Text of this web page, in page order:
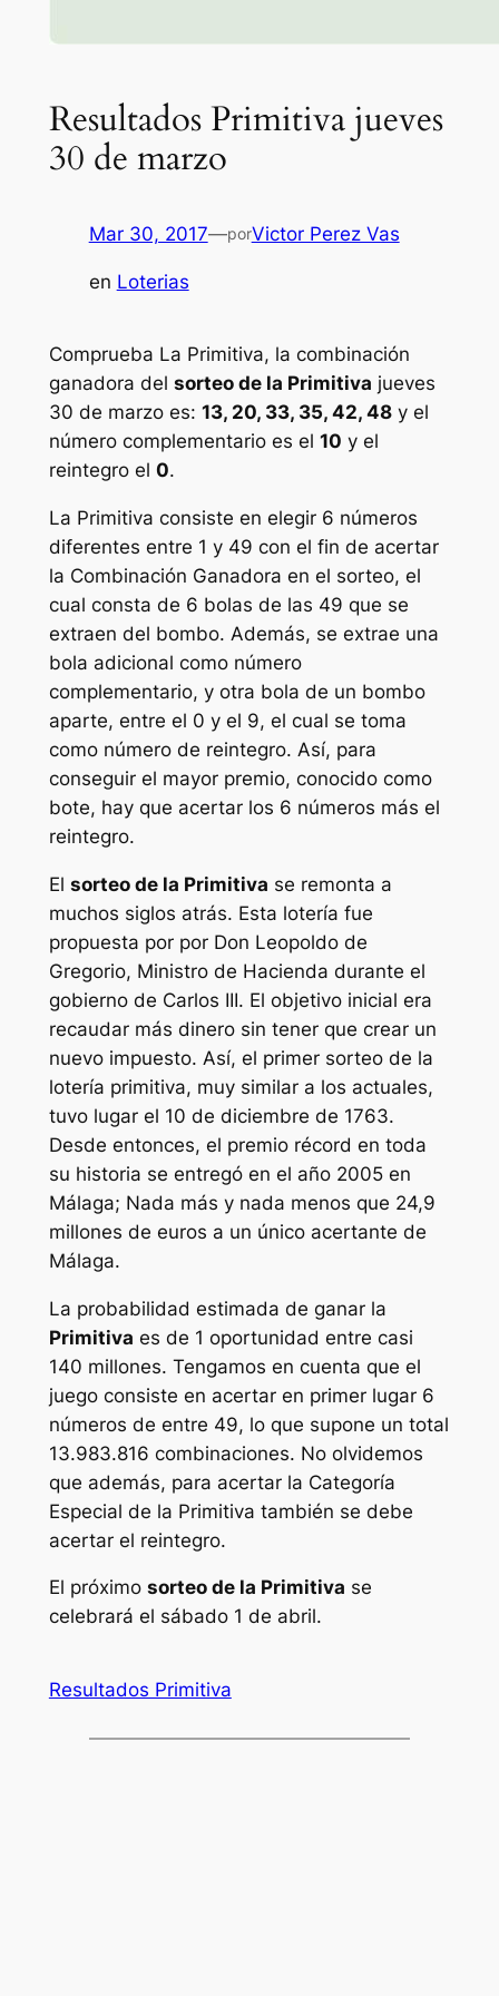
Resultados Primitiva jueves
30 de marzo
Mar 30, 2017—porVictor Perez Vas
en Loterias
Comprueba La Primitiva, la combinación
ganadora del sorteo de la Primitiva jueves
30 de marzo es: 13, 20, 33, 35, 42, 48y el
número complementario es el 10 y el
reintegro el 0.
La Primitiva consiste en elegir 6 números
diferentes entre 1 y 49 con el fin de acertar
la Combinación Ganadora en el sorteo, el
cual consta de 6 bolas de las 49 que se
extraen del bombo. Además, se extrae una
bola adicional como número
complementario, y otra bola de un bombo
aparte, entre el 0 y el 9, el cual se toma
como número de reintegro. Así, para
conseguir el mayor premio, conocido como
bote, hay que acertar los 6 números más el
reintegro.
El sorteo de la Primitiva se remonta a
muchos siglos atrás. Esta lotería fue
propuesta por por Don Leopoldo de
Gregorio, Ministro de Hacienda durante el
gobierno de Carlos III. El objetivo inicial era
recaudar más dinero sin tener que crear un
nuevo impuesto. Así, el primer sorteo de la
lotería primitiva, muy similar a los actuales,
tuvo lugar el 10 de diciembre de 1763.
Desde entonces, el premio récord en toda
su historia se entregó en el año 2005 en
Málaga; Nada más y nada menos que 24,9
millones de euros a un único acertante de
Málaga.
La probabilidad estimada de ganar la
Primitiva es de 1 oportunidad entre casi
140 millones. Tengamos en cuenta que el
juego consiste en acertar en primer lugar 6
números de entre 49, lo que supone un total
13.983.816 combinaciones. No olvidemos
que además, para acertar la Categoría
Especial de la Primitiva también se debe
acertar el reintegro.
El próximo sorteo de la Primitiva se
celebrará el sábado 1 de abril.
Resultados Primitiva